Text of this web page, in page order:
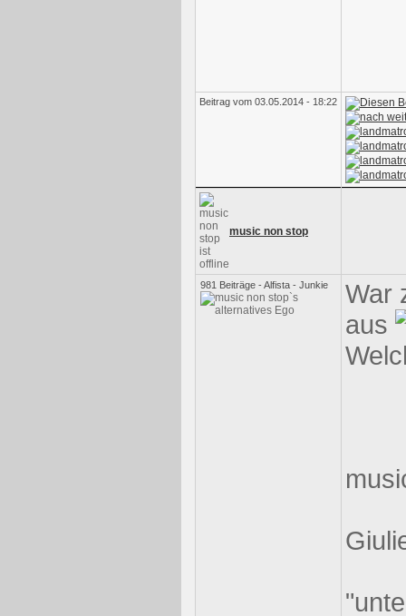
Beitrag vom 03.05.2014 - 18:22
music non stop
981 Beiträge - Alfista - Junkie
War
aus